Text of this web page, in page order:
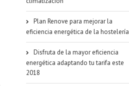
Plan Renove para mejorar la
eficiencia energética de la hostelería
Disfruta de la mayor eficiencia
energética adaptando tu tarifa este
2018